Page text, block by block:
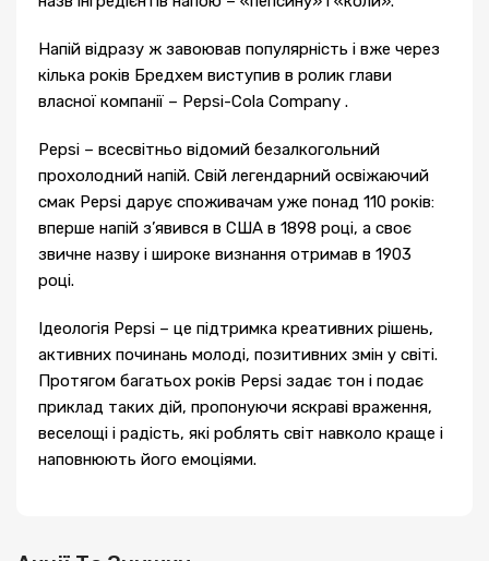
Напій відразу ж завоював популярність і вже через
кілька років Бредхем виступив в ролик глави
власної компанії – Pepsi-Cola Company .
Pepsi – всесвітньо відомий безалкогольний
прохолодний напій. Свій легендарний освіжаючий
смак Pepsi дарує споживачам уже понад 110 років:
вперше напій з’явився в США в 1898 році, а своє
звичне назву і широке визнання отримав в 1903
році.
Ідеологія Pepsi – це підтримка креативних рішень,
активних починань молоді, позитивних змін у світі.
Протягом багатьох років Pepsi задає тон і подає
приклад таких дій, пропонуючи яскраві враження,
веселощі і радість, які роблять світ навколо краще і
наповнюють його емоціями.